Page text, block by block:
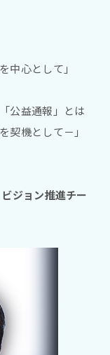
中心として」
公益通報」とは
契機として－」
ジョン推進チー